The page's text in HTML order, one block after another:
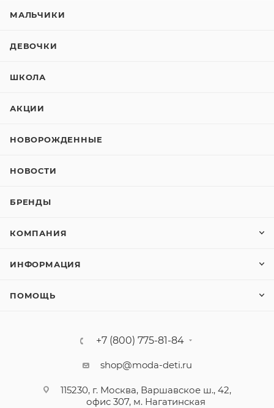
МАЛЬЧИКИ
ДЕВОЧКИ
ШКОЛА
АКЦИИ
НОВОРОЖДЕННЫЕ
НОВОСТИ
БРЕНДЫ
КОМПАНИЯ
ИНФОРМАЦИЯ
ПОМОЩЬ
+7 (800) 775-81-84
shop@moda-deti.ru
115230, г. Москва, Варшавское ш., 42,
офис 307, м. Нагатинская